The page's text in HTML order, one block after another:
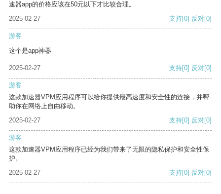
速器app的价格应该在50元以下才比较合理。
2025-02-27
支持[0] 反对[0]
游客
这个是app神器
2025-02-27 支持[0] 反对[0]
游客
这款加速器VPM应用程序可以给你提供最高速度和安全性的连接，并帮
助你在网络上自由移动。
2025-02-27
支持[0] 反对[0]
游客
这款加速器VPM应用程序已经为我们带来了无限的隐私保护和安全性保
护。
2025-02-27
支持[0] 反对[0]